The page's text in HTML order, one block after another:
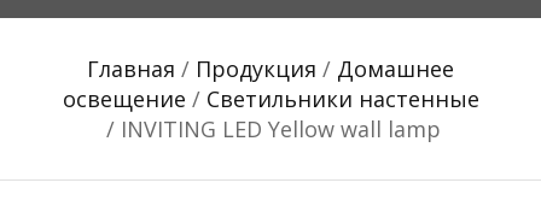
Главная / Продукция / Домашнее
освещение / Светильники настенные
/ INVITING LED Yellow wall lamp